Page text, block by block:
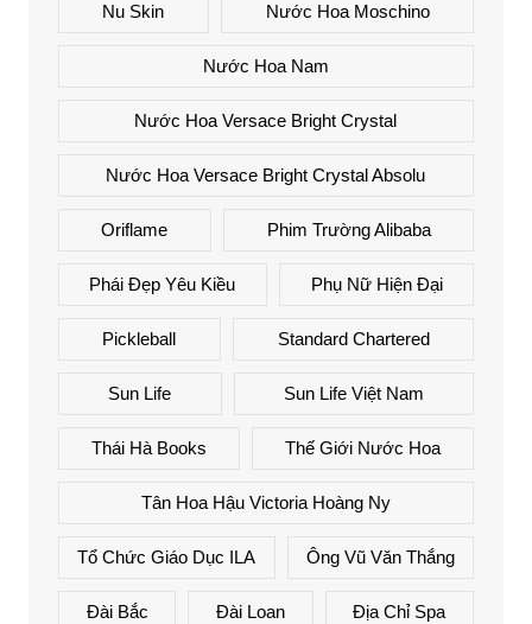
Nu Skin Nước Hoa Moschino
Nước Hoa Nam
Nước Hoa Versace Bright Crystal
Nước Hoa Versace Bright Crystal Absolu
Oriflame Phim Trường Alibaba
Phái Đẹp Yêu Kiều Phụ Nữ Hiện Đại
Pickleball Standard Chartered
Sun Life Sun Life Việt Nam
Thái Hà Books Thế Giới Nước Hoa
Tân Hoa Hậu Victoria Hoàng Ny
Tổ Chức Giáo Dục ILA Ông Vũ Văn Thắng
Đài Bắc Đài Loan Địa Chỉ Spa